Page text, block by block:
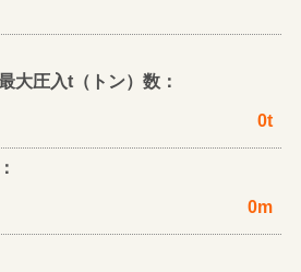
大圧入t（トン）数：
0t
0m